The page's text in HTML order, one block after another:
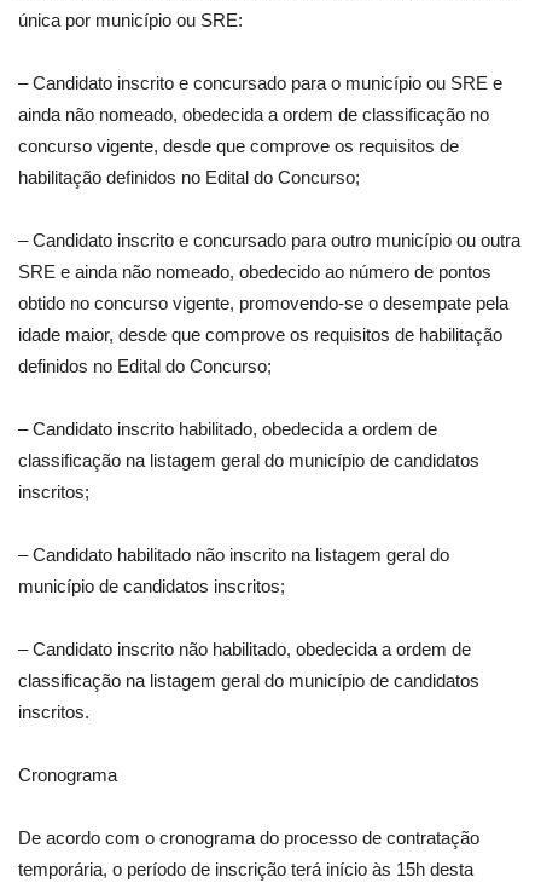
única por município ou SRE:
– Candidato inscrito e concursado para o município ou SRE e
ainda não nomeado, obedecida a ordem de classificação no
concurso vigente, desde que comprove os requisitos de
habilitação definidos no Edital do Concurso;
– Candidato inscrito e concursado para outro município ou outra
SRE e ainda não nomeado, obedecido ao número de pontos
obtido no concurso vigente, promovendo-se o desempate pela
idade maior, desde que comprove os requisitos de habilitação
definidos no Edital do Concurso;
– Candidato inscrito habilitado, obedecida a ordem de
classificação na listagem geral do município de candidatos
inscritos;
– Candidato habilitado não inscrito na listagem geral do
município de candidatos inscritos;
– Candidato inscrito não habilitado, obedecida a ordem de
classificação na listagem geral do município de candidatos
inscritos.
Cronograma
De acordo com o cronograma do processo de contratação
temporária, o período de inscrição terá início às 15h desta